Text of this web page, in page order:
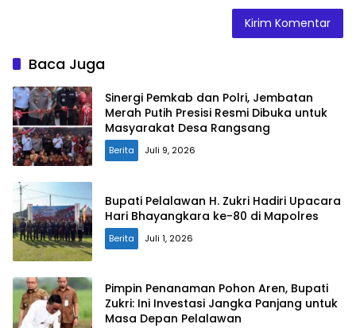
Baca Juga
Sinergi Pemkab dan Polri, Jembatan
Merah Putih Presisi Resmi Dibuka untuk
Masyarakat Desa Rangsang
Berita Juli 9, 2026
Bupati Pelalawan H. Zukri Hadiri Upacara
Hari Bhayangkara ke-80 di Mapolres
Berita Juli 1, 2026
Pimpin Penanaman Pohon Aren, Bupati
Zukri: Ini Investasi Jangka Panjang untuk
Masa Depan Pelalawan